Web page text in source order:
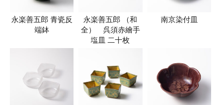
永楽善五郎 青瓷反
端鉢
永楽善五郎 （和
全） 呉須赤繪手
塩皿 二十枚
南京染付皿